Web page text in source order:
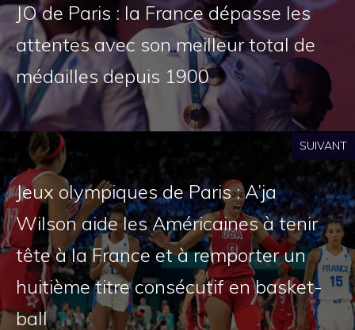
JO de Paris : la France dépasse les
attentes avec son meilleur total de
médailles depuis 1900
SUIVANT
Jeux olympiques de Paris : A’ja
Wilson aide les Américaines à tenir
tête à la France et à remporter un
huitième titre consécutif en basket-
ball